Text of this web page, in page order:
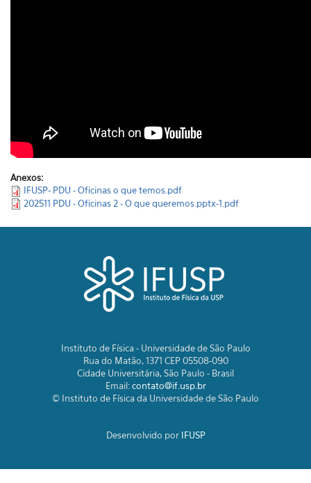
Anexos:
IFUSP- PDU - Oficinas o que temos.pdf
202511 PDU - Oficinas 2 - O que queremos.pptx-1.pdf
Instituto de Física - Universidade de São Paulo
Rua do Matão, 1371 CEP 05508-090
Cidade Universitária, São Paulo - Brasil
Email:contato@if.usp.br
© Instituto de Física da Universidade de São Paulo
Desenvolvido por IFUSP